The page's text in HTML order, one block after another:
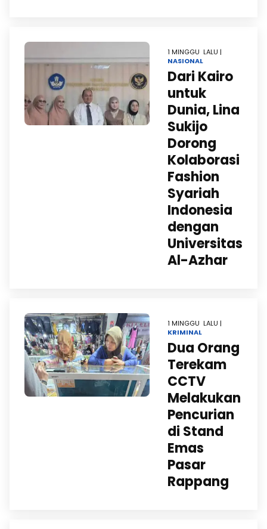
1 MINGGU LALU |
NASIONAL
Dari Kairo
untuk
Dunia, Lina
Sukijo
Dorong
Kolaborasi
Fashion
Syariah
Indonesia
dengan
Universitas
Al-Azhar
1 MINGGU LALU |
KRIMINAL
Dua Orang
Terekam
CCTV
Melakukan
Pencurian
di Stand
Emas
Pasar
Rappang